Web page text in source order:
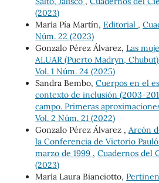
(2023)
María Pía Martín, Editorial ,
Núm. 22 (2023)
Gonzalo Pérez Álvarez, Las
ALUAR (Puerto Madryn, Chubut)
Vol. 1 Núm. 24 (2025)
Sandra Bembo, Cuerpos en el
contexto de inclusión (2003-
campo. Primeras
Vol. 2 Núm. 21 (2022)
Gonzalo Pérez Álvarez , Arcón
la Conferencia de Victorio
marzo de 1999 , Cuadernos del
(2023)
María Laura Bianciotto,